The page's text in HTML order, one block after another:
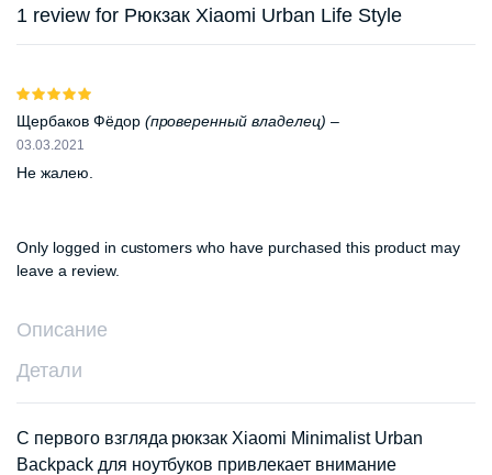
1 review for Рюкзак Xiaomi Urban Life Style
5из 5
Щербаков Фёдор (проверенный владелец) –
03.03.2021
Не жалею.
Only logged in customers who have purchased this product may
leave a review.
Описание
Детали
С первого взгляда рюкзак Xiaomi Minimalist Urban
Backpack для ноутбуков привлекает внимание